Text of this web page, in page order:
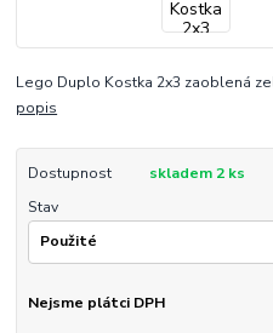
Lego Duplo Kostka 2x3 zaoblená
popis
Dostupnost
skladem 2 ks
Stav
Nejsme plátci DPH